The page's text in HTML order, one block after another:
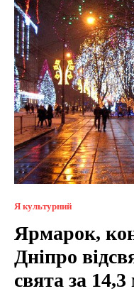
Я культурний
Ярмарок,
Дніпро
свята за